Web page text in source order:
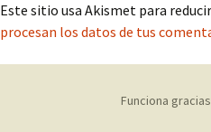
Este sitio usa Akismet para
procesan los datos de tus
Funciona